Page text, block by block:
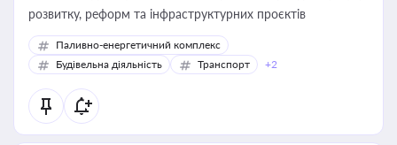
розвитку, реформ та інфраструктурних проєктів
Паливно-енергетичний комплекс
Будівельна діяльність
Транспорт +2